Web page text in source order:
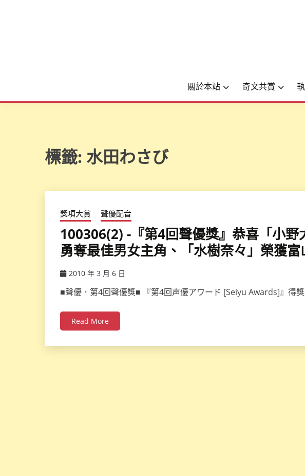
關於本站 奇文共賞
標籤: 水田わさび
獎項大賞 聲優配音
100306(2) -『第4回聲優獎』恭喜「小野
勇奪最佳男女主角、「水樹奈々」榮獲富
2010 年 3 月 6 日
■聲優．第4回聲優獎■ 『第4回声優アワード [Seiyu Awards]』得
Read More